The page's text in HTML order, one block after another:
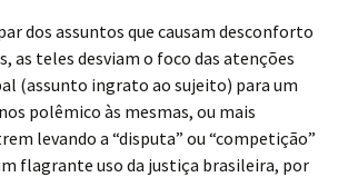
dos assuntos que causam desconforto
as teles desviam o foco das atenções
(assunto ingrato ao sujeito) para um
polêmico às mesmas, ou mais
levando a “disputa” ou “competição”
flagrante uso da justiça brasileira, por